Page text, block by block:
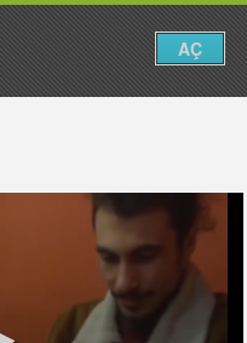
AÇ